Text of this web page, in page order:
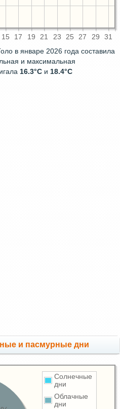
15 17 19 21 23 25 27 29 31
в январе 2026 года составила
и максимальная
16.3°C и 18.4°C
и пасмурные дни
Солнечные
дни
Облачные
дни